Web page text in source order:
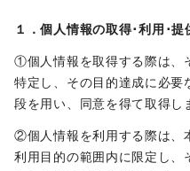
１．個人情報の取得･利用･提
①個人情報を取得する際は、
特定し、その目的達成に必要
段を用い、同意を得て取得し
②個人情報を利用する際は、
利用目的の範囲内に限定し、